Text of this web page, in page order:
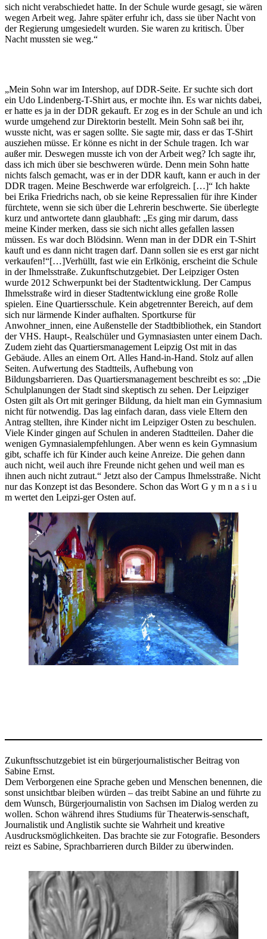
sich nicht verabschiedet hatte. In der Schule wurde gesagt, sie wären
wegen Arbeit weg. Jahre später erfuhr ich, dass sie über Nacht von
der Regierung umgesiedelt wurden. Sie waren zu kritisch. Über
Nacht mussten sie weg.“
„Mein Sohn war im Intershop, auf DDR-Seite. Er suchte sich dort
ein Udo Lindenberg-T-Shirt aus, er mochte ihn. Es war nichts dabei,
er hatte es ja in der DDR gekauft. Er zog es in der Schule an und ich
wurde umgehend zur Direktorin bestellt. Mein Sohn saß bei ihr,
wusste nicht, was er sagen sollte. Sie sagte mir, dass er das T-Shirt
ausziehen müsse. Er könne es nicht in der Schule tragen. Ich war
außer mir. Deswegen musste ich von der Arbeit weg? Ich sagte ihr,
dass ich mich über sie beschweren würde. Denn mein Sohn hatte
nichts falsch gemacht, was er in der DDR kauft, kann er auch in der
DDR tragen. Meine Beschwerde war erfolgreich. […]“ Ich hakte
bei Erika Friedrichs nach, ob sie keine Repressalien für ihre Kinder
fürchtete, wenn sie sich über die Lehrerin beschwerte. Sie überlegte
kurz und antwortete dann glaubhaft: „Es ging mir darum, dass
meine Kinder merken, dass sie sich nicht alles gefallen lassen
müssen. Es war doch Blödsinn. Wenn man in der DDR ein T-Shirt
kauft und es dann nicht tragen darf. Dann sollen sie es erst gar nicht
verkaufen!“[…]Verhüllt, fast wie ein Erlkönig, erscheint die Schule
in der Ihmelsstraße. Zukunftschutzgebiet. Der Leipziger Osten
wurde 2012 Schwerpunkt bei der Stadtentwicklung. Der Campus
Ihmelsstraße wird in dieser Stadtentwicklung eine große Rolle
spielen. Eine Quartiersschule. Kein abgetrennter Bereich, auf dem
sich nur lärmende Kinder aufhalten. Sportkurse für
Anwohner_innen, eine Außenstelle der Stadtbibliothek, ein Standort
der VHS. Haupt-, Realschüler und Gymnasiasten unter einem Dach.
Zudem zieht das Quartiersmanagement Leipzig Ost mit in das
Gebäude. Alles an einem Ort. Alles Hand-in-Hand. Stolz auf allen
Seiten. Aufwertung des Stadtteils, Aufhebung von
Bildungsbarrieren. Das Quartiersmanagement beschreibt es so: „Die
Schulplanungen der Stadt sind skeptisch zu sehen. Der Leipziger
Osten gilt als Ort mit geringer Bildung, da hielt man ein Gymnasium
nicht für notwendig. Das lag einfach daran, dass viele Eltern den
Antrag stellten, ihre Kinder nicht im Leipziger Osten zu beschulen.
Viele Kinder gingen auf Schulen in anderen Stadtteilen. Daher die
wenigen Gymnasialempfehlungen. Aber wenn es kein Gymnasium
gibt, schaffe ich für Kinder auch keine Anreize. Die gehen dann
auch nicht, weil auch ihre Freunde nicht gehen und weil man es
ihnen auch nicht zutraut.“ Jetzt also der Campus Ihmelsstraße. Nicht
nur das Konzept ist das Besondere. Schon das Wort G y m n a s i u
m wertet den Leipzi-ger Osten auf.
Zukunftsschutzgebiet ist ein bürgerjournalistischer Beitrag von
Sabine Ernst.
Dem Verborgenen eine Sprache geben und Menschen benennen, die
sonst unsichtbar bleiben würden – das treibt Sabine an und führte zu
dem Wunsch, Bürgerjournalistin von Sachsen im Dialog werden zu
wollen. Schon während ihres Studiums für Theaterwis-senschaft,
Journalistik und Anglistik suchte sie Wahrheit und kreative
Ausdrucksmöglichkeiten. Das brachte sie zur Fotografie. Besonders
reizt es Sabine, Sprachbarrieren durch Bilder zu überwinden.